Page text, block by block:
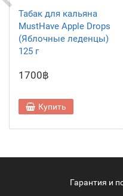
Табак для кальяна
MustHave Apple Drops
(Яблочные леденцы)
125 г
1700฿
Купить
Гарантия и